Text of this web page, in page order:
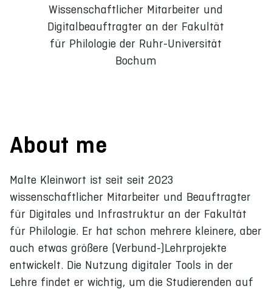
Wissenschaftlicher Mitarbeiter und
Digitalbeauftragter an der Fakultät
für Philologie der Ruhr-Universität
Bochum
About me
Malte Kleinwort ist seit seit 2023
wissenschaftlicher Mitarbeiter und Beauftragter
für Digitales und Infrastruktur an der Fakultät
für Philologie. Er hat schon mehrere kleinere, aber
auch etwas größere (Verbund-)Lehrprojekte
entwickelt. Die Nutzung digitaler Tools in der
Lehre findet er wichtig, um die Studierenden auf